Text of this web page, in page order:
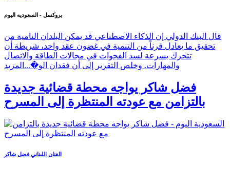
بروكسل - السعوديه اليوم
قال البنك الدولي إن الذكاء الاصطناعي قد يمكن البلدان النامية من
تحقيق ما يعادل قرناً من التنمية في غضون عقد واحد، شريطة أن
تتحرك بسرعة لسد الفجوات في مجالات الطاقة والاتصال
والمهارات. وخلص التقرير إلى أن فقدان الو�... المزيد
فضل شاكر يواجه محطة قضائية جديدة
بالتزامن مع عودته المنتظرة إلى المسرح
الفنان اللبناني فضل شاكر